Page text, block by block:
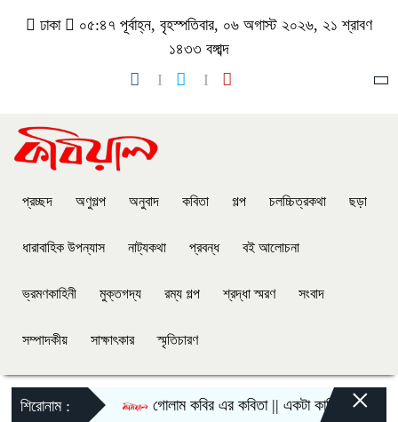
ঢাকা
০৫:৪৭ পূর্বাহ্ন, বৃহস্পতিবার, ০৬ অগাস্ট ২০২৬, ২১ শ্রাবণ
১৪৩৩ বঙ্গাব্দ
প্রচ্ছদ অণুগল্প অনুবাদ কবিতা গল্প চলচ্চিত্রকথা ছড়া
ধারাবাহিক উপন্যাস নাট্যকথা প্রবন্ধ বই আলোচনা
ভ্রমণকাহিনী মুক্তগদ্য রম্য গল্প শ্রদ্ধা স্মরণ সংবাদ
সম্পাদকীয় সাক্ষাৎকার স্মৃতিচারণ
শিরোনাম : গোলাম কবির এর কবিতা || একটা কাঙ্ক্ষিত স্বপ্নের
×